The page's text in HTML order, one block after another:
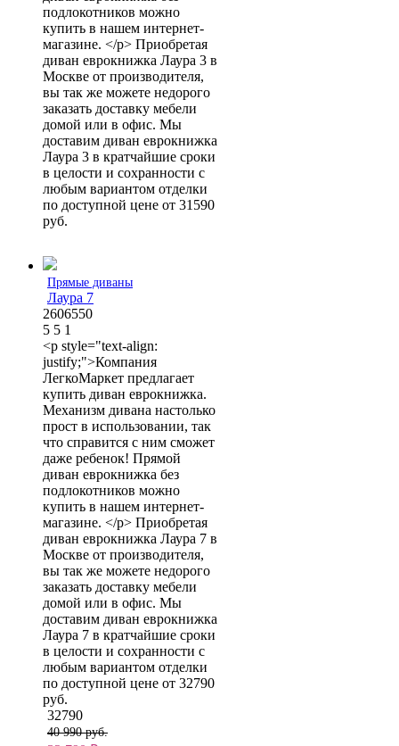
подлокотников можно
купить в нашем интернет-
магазине. </p> Приобретая
диван еврокнижка Лаура 3 в
Москве от производителя,
вы так же можете недорого
заказать доставку мебели
домой или в офис. Мы
доставим диван еврокнижка
Лаура 3 в кратчайшие сроки
в целости и сохранности с
любым вариантом отделки
по доступной цене от 31590
руб.
Прямые диваны
Лаура 7
2606550
5 5 1
<p style="text-align:
justify;">Компания
ЛегкоМаркет предлагает
купить диван еврокнижка.
Механизм дивана настолько
прост в использовании, так
что справится с ним сможет
даже ребенок! Прямой
диван еврокнижка без
подлокотников можно
купить в нашем интернет-
магазине. </p> Приобретая
диван еврокнижка Лаура 7 в
Москве от производителя,
вы так же можете недорого
заказать доставку мебели
домой или в офис. Мы
доставим диван еврокнижка
Лаура 7 в кратчайшие сроки
в целости и сохранности с
любым вариантом отделки
по доступной цене от 32790
руб.
32790
40 990 руб.